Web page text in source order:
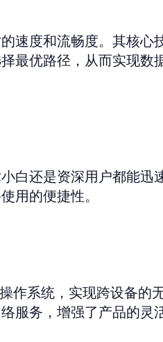
速度和流畅度。其核心
最优路径，从而实现数
白还是资深用户都能迅
用的便捷性。
系统，实现跨设备的
服务，增强了产品的灵